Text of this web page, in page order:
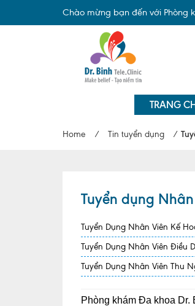
Chào mừng bạn đến với Phòng
TRANG
Home / Tin tuyển dụng /
Tuyển dụng
Tuyển Dụng Nhân Viên Kế
Tuyển Dụng Nhân Viên Điều
Tuyển Dụng Nhân Viên Thu
Phòng khám Đa khoa Dr.